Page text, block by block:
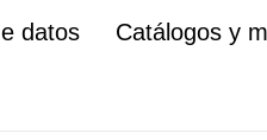
datos Catálogos y